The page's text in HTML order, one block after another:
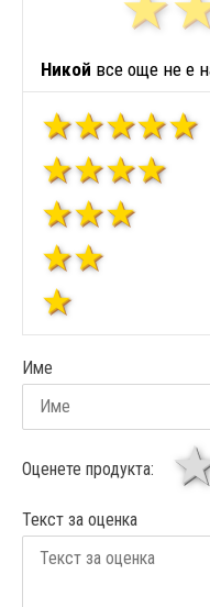
Никой все още не е
Име
Оценете продукта:
Текст за оценка